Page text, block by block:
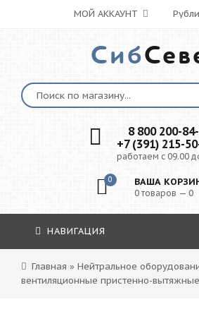
МОЙ АККАУНТ
Сиб
8 800 200-
+7 (391) 215-
работаем с 09.00
0 ВАША
0 товаров — 0
НАВИГАЦИЯ
Главная » Нейтральное
вентиляционные пристенно-вытяжные